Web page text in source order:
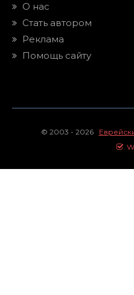
О нас
Стать автором
Реклама
Помощь сайту
© 2003 - 2026